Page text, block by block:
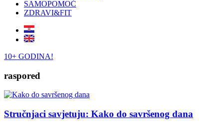
SAMOPOMOĆ
ZDRAVI&FIT
10+ GODINA!
raspored
Stručnjaci savjetuju: Kako do savršenog dana